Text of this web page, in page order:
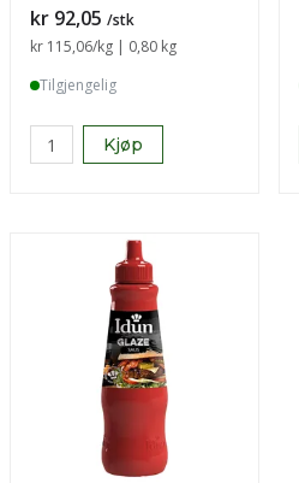
Pris
kr 92,05 /stk
Sammenligning pris
kr 115,06/kg | 0,80 kg
Tilgjengelig
Kjøp